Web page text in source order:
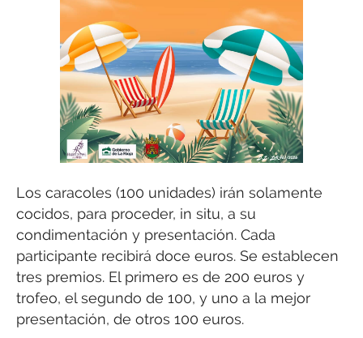
Los caracoles (100 unidades) irán solamente
cocidos, para proceder, in situ, a su
condimentación y presentación. Cada
participante recibirá doce euros. Se establecen
tres premios. El primero es de 200 euros y
trofeo, el segundo de 100, y uno a la mejor
presentación, de otros 100 euros.